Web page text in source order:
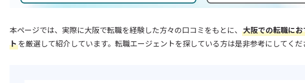
本ページでは、実際に大阪で転職を経験した方々の口コミをもとに、 大阪での転職に
トを厳選して紹介しています。転職エージェントを探している方は是非参考にしてくだ